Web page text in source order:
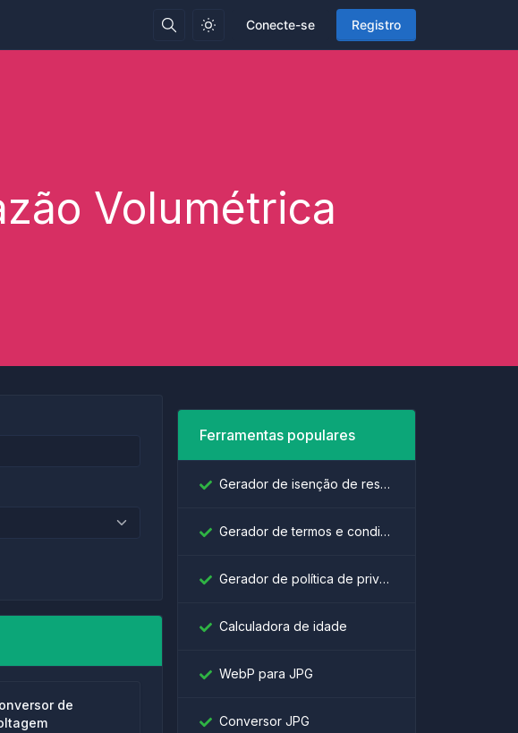
Conecte-se Registro
Volumétrica
de
Ferramentas populares
Gerador de isenção de responsabilidade
Gerador de termos e condições
Gerador de política de privacidade
Calculadora de idade
WebP para JPG
Conversor JPG